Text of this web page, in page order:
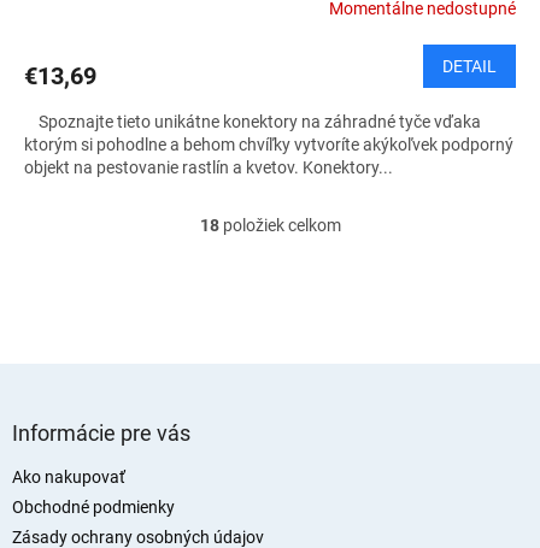
Momentálne nedostupné
€13,69 DETAIL
Spoznajte tieto unikátne konektory na záhradné tyče vďaka
ktorým si pohodlne a behom chvíľky vytvoríte akýkoľvek podporný
objekt na pestovanie rastlín a kvetov. Konektory...
O
18položiek celkom
Informácie pre vás
Ako nakupovať
Obchodné podmienky
Zásady ochrany osobných údajov